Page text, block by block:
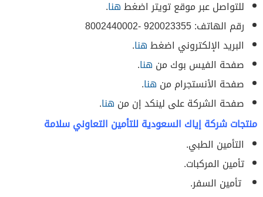
للتواصل عبر موقع تويتر اضغطهنا.
رقم الهاتف: 920023355 -8002440002
البريد الإلكتروني اضغطهنا.
صفحة الفيس بوك من هنا.
صفحة الأنستجرام من هنا.
صفحة الشركة على لينكد إن من هنا.
منتجات شركة إياك السعودية للتأمين التعاوني سلامة
التأمين الطبي.
تأمين المركبات.
تأمين السفر.